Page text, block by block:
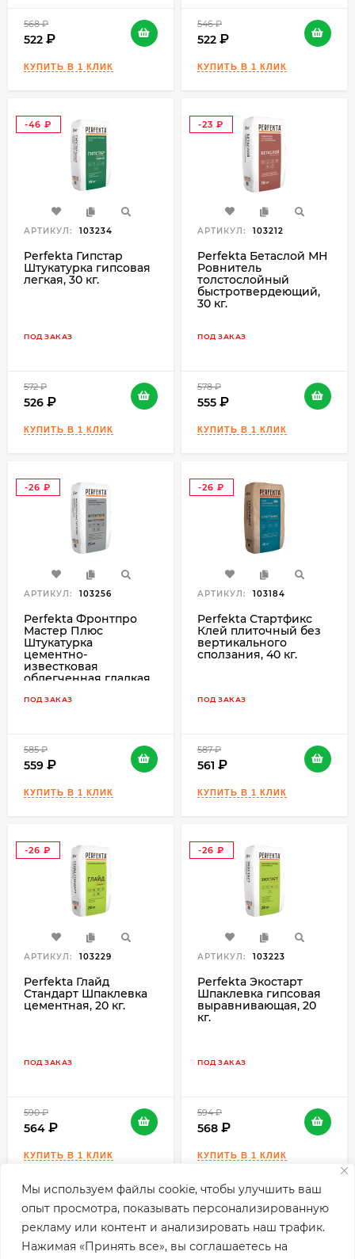
Мы используем файлы cookie, чтобы улучшить ваш
опыт просмотра, показывать персонализированную
рекламу или контент и анализировать наш трафик.
Нажимая «Принять все», вы соглашаетесь на
568
522
546
522
-46
АРТИКУЛ: 103234
Perfekta Гипстар
Штукатурка гипсовая
легкая, 30 кг.
ПОД ЗАКАЗ
572
526
-23
АРТИКУЛ: 103212
Perfekta Бетаслой МН
Ровнитель
толстослойный
быстротвердеющий,
30 кг.
ПОД ЗАКАЗ
578
555
-26
АРТИКУЛ: 103256
Perfekta Фронтпро
Мастер Плюс
Штукатурка
цементно-
известковая
облегченная гладкая,
ПОД ЗАКАЗ
585
559
-26
АРТИКУЛ: 103184
Perfekta Стартфикс
Клей плиточный без
вертикального
сползания, 40 кг.
ПОД ЗАКАЗ
587
561
-26
АРТИКУЛ: 103229
Perfekta Глайд
Стандарт Шпаклевка
цементная, 20 кг.
ПОД ЗАКАЗ
590
564
-26
АРТИКУЛ: 103223
Perfekta Экостарт
Шпаклевка гипсовая
выравнивающая, 20
кг.
ПОД ЗАКАЗ
594
568
-33
₽
-27
₽